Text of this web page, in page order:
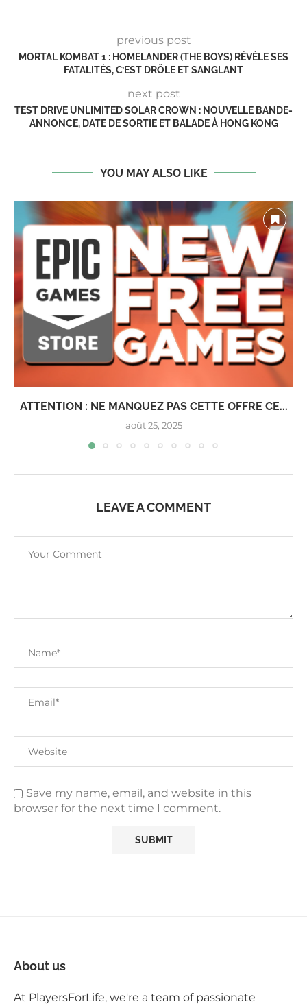
previous post
MORTAL KOMBAT 1 : HOMELANDER (THE BOYS) RÉVÈLE SES
FATALITÉS, C’EST DRÔLE ET SANGLANT
next post
TEST DRIVE UNLIMITED SOLAR CROWN : NOUVELLE BANDE-
ANNONCE, DATE DE SORTIE ET BALADE À HONG KONG
YOU MAY ALSO LIKE
ATTENTION : NE MANQUEZ PAS CETTE OFFRE CE...
août 25, 2025
LEAVE A COMMENT
Save my name, email, and website in this
browser for the next time I comment.
About us
At PlayersForLife, we're a team of passionate